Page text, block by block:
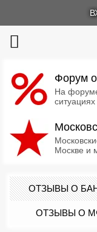
Форум
На
Москве и
ОТЗЫВЫ О
ОТЗЫВЫ О